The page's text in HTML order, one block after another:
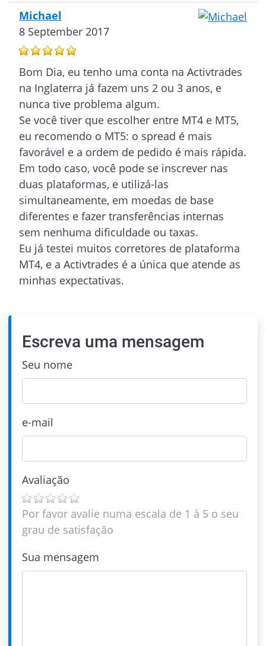
Michael
8 September 2017
Bom Dia, eu tenho uma conta na Activtrades
na Inglaterra já fazem uns 2 ou 3 anos, e
nunca tive problema algum.
Se você tiver que escolher entre MT4 e MT5,
eu recomendo o MT5: o spread é mais
favorável e a ordem de pedido é mais rápida.
Em todo caso, você pode se inscrever nas
duas plataformas, e utilizá-las
simultaneamente, em moedas de base
diferentes e fazer transferências internas
sem nenhuma dificuldade ou taxas.
Eu já testei muitos corretores de plataforma
MT4, e a Activtrades é a única que atende as
minhas expectativas.
Escreva uma mensagem
Seu nome
e-mail
Avaliação
Por favor avalie numa escala de 1 à 5 o seu
grau de satisfação
Sua mensagem